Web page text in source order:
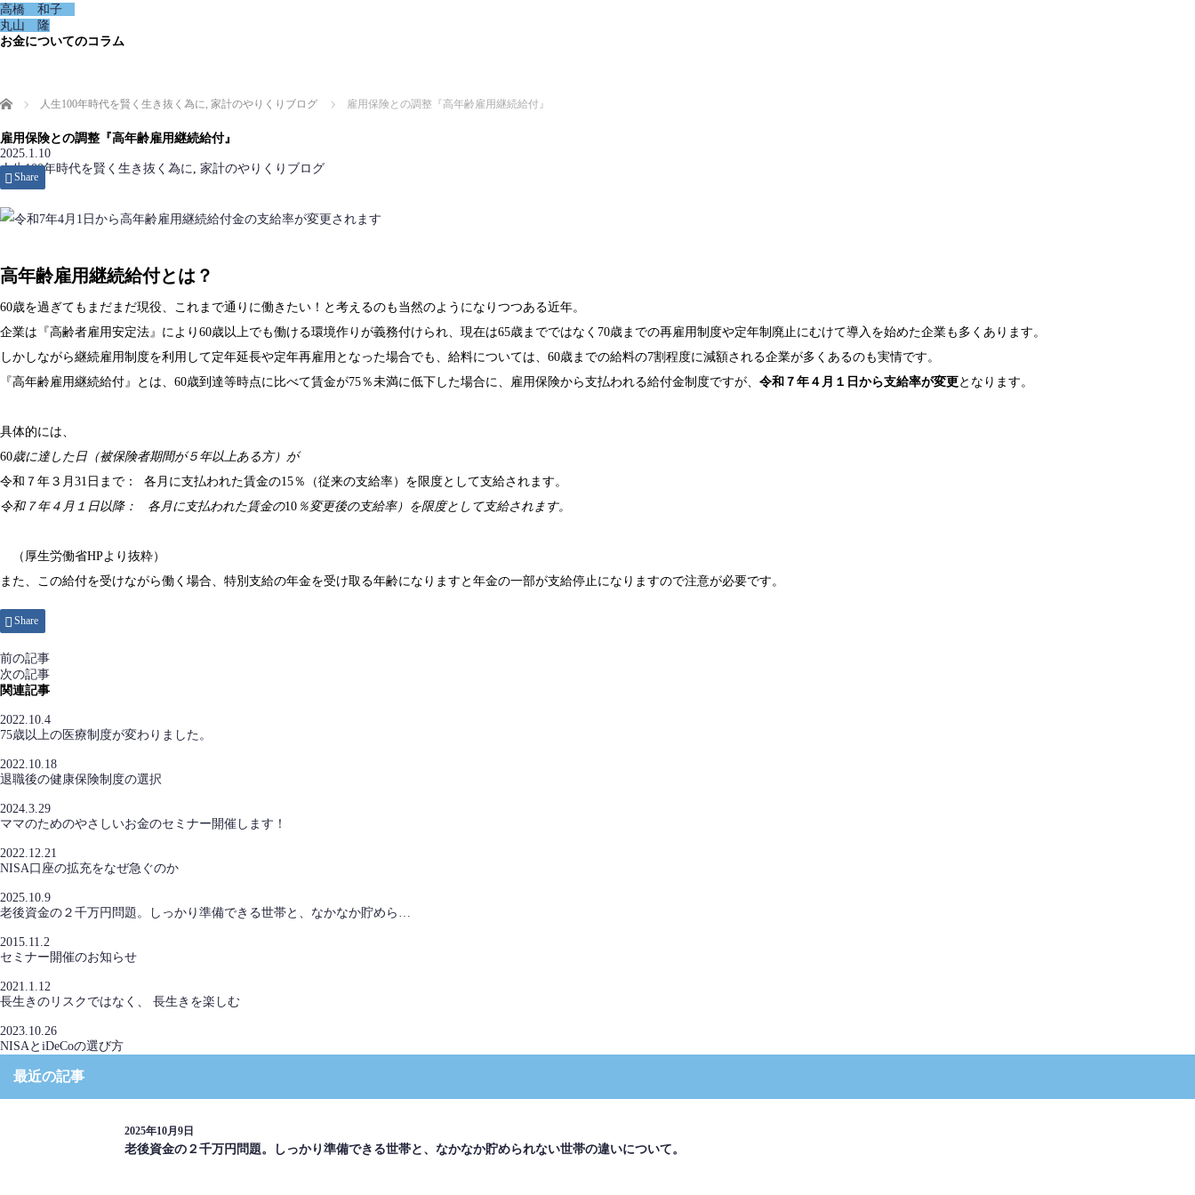
高橋 和子
丸山 隆
お金についてのコラム
ホーム 人生100年時代を賢く生き抜く為に, 家計のやりくりブログ 雇用保険との調整『高年齢雇用継続給付』
雇用保険との調整『高年齢雇用継続給付』
2025.1.10
人生100年時代を賢く生き抜く為に, 家計のやりくりブログ
Share
高年齢雇用継続給付とは？
60歳を過ぎてもまだまだ現役、これまで通りに働きたい！と考えるのも当然のようになりつつある近年。
企業は『高齢者雇用安定法』により60歳以上でも働ける環境作りが義務付けられ、現在は65歳までではなく70歳までの再雇用制度や定年制廃止にむけて導入を始めた企業も多くあります。
しかしながら継続雇用制度を利用して定年延長や定年再雇用となった場合でも、給料については、60歳までの給料の7割程度に減額される企業が多くあるのも実情です。
『高年齢雇用継続給付』とは、60歳到達等時点に比べて賃金が75％未満に低下した場合に、雇用保険から支払われる給付金制度ですが、 令和７年４月１日から支給率が変更となります。
具体的には、
60歳に達した日（被保険者期間が５年以上ある方）が
令和７年３月31日まで： 各月に支払われた賃金の15％（従来の支給率）を限度として支給されます。
令和７年４月１日以降： 各月に支払われた賃金の10 ％変更後の支給率）を限度として支給されます。
（厚生労働省HPより抜粋）
また、この給付を受けながら働く場合、特別支給の年金を受け取る年齢になりますと年金の一部が支給停止になりますので注意が必要です。
Share
前の記事
次の記事
関連記事
2022.10.4
75歳以上の医療制度が変わりました。
2022.10.18
退職後の健康保険制度の選択
2024.3.29
ママのためのやさしいお金のセミナー開催します！
2022.12.21
NISA口座の拡充をなぜ急ぐのか
2025.10.9
老後資金の２千万円問題。しっかり準備できる世帯と、なかなか貯めら…
2015.11.2
セミナー開催のお知らせ
2021.1.12
長生きのリスクではなく、 長生きを楽しむ
2023.10.26
NISAとiDeCoの選び方
最近の記事
2025年10月9日
老後資金の２千万円問題。しっかり準備できる世帯と、なかなか貯められない世帯の違いについて。